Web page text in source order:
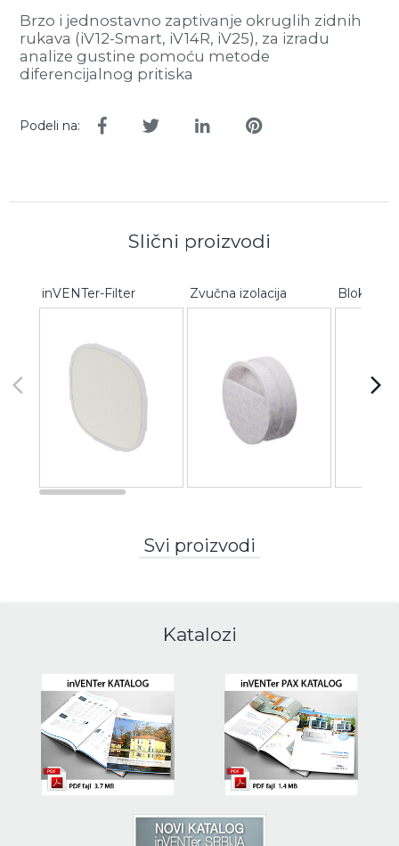
Brzo i jednostavno zaptivanje okruglih zidnih
rukava (iV12-Smart, iV14R, iV25), za izradu
analize gustine pomoću metode
diferencijalnog pritiska
Podeli na:
Slični proizvodi
arrow_back_ios
inVENTer-Filter Zvučna izolacija
arrow_forward_ios
Svi proizvodi
Katalozi